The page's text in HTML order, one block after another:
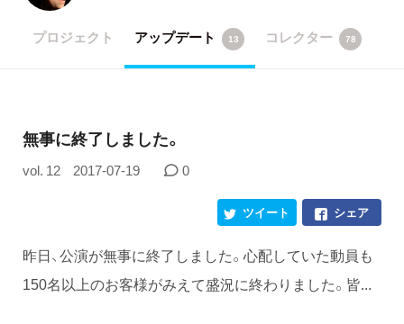
プロジェクト アップデート 13 コレクター 78
無事に終了しました。
vol. 12 2017-07-19 0
シェア
ツイート
昨日、公演が無事に終了しました。心配していた動員も
150名以上のお客様がみえて盛況に終わりました。皆...